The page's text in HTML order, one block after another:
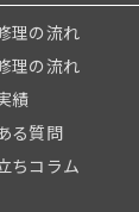
理の流れ
理の流れ
績
る質問
ちコラム